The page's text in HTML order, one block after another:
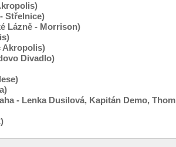
Střelnice)
Lázně - Morrison)
Akropolis)
Divadlo)
- Lenka Dusilová, Kapitán Demo, Thom